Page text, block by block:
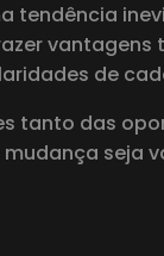
de
tanto das